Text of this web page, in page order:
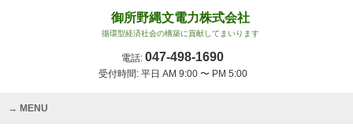
御所野縄文電力株式会社
循環型経済社会の構築に貢献してまいります
電話: 047-498-1690
受付時間: 平日 AM 9:00 〜 PM 5:00
MENU